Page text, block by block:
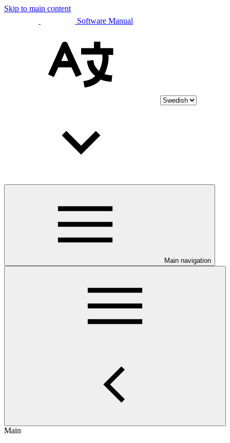
Skip to main content
Software Manual
Main navigation
Main